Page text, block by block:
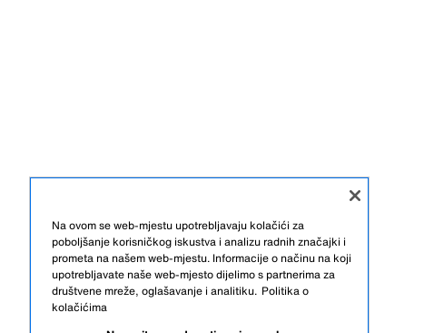
Na ovom se web-mjestu upotrebljavaju kolačići za
poboljšanje korisničkog iskustva i analizu radnih značajki i
prometa na našem web-mjestu. Informacije o načinu na koji
upotrebljavate naše web-mjesto dijelimo s partnerima za
društvene mreže, oglašavanje i analitiku. Politika o
kolačićima